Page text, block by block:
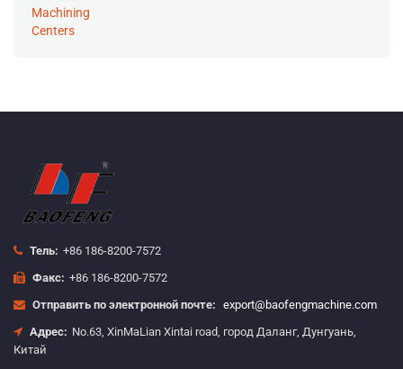
Тель: +86 186-8200-7572
Факс: +86 186-8200-7572
Отправить по электронной почте: export@baofengmachine.com
Адрес: No.63, XinMaLian Xintai road, город Даланг, Дунгуань,
Китай